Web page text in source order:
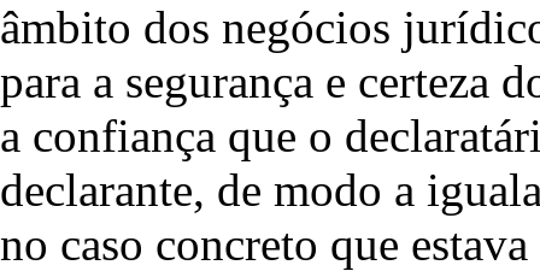
âmbito dos negócios
para a segurança e certeza
a confiança que o
declarante, de modo a
no caso concreto que